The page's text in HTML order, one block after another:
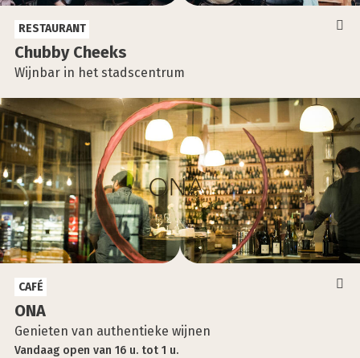
Chub­by Cheeks
Wijnbar in het stadscentrum
RESTAURANT
ONA
Genieten van authentieke wijnen
CAFÉ
Vandaag open van 16 u. tot 1 u.